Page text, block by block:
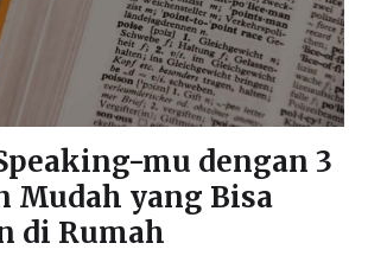
mu dengan 3
Mudah yang Bisa
di Rumah